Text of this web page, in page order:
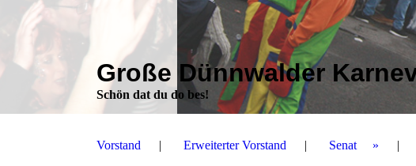
Große Dünnwalder
Schön dat du do bes!
Vorstand Erweiterter Vorstand Senat